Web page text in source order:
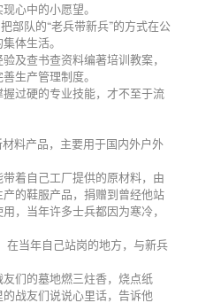
心中的小愿望。
部队的“老兵带新兵”的方式在公
体生活。
及查书查资料编著培训教案，
生产管理制度。
过硬的专业技能，才不至于流
料产品，主要用于国内外户外
着自己工厂提供的原材料，由
的鞋服产品，捐赠到曾经他站
，当年许多士兵都因为寒冷，
在当年自己站岗的地方，与新兵
们的墓地燃三炷香，烧点纸
战友们说说心里话，告诉他